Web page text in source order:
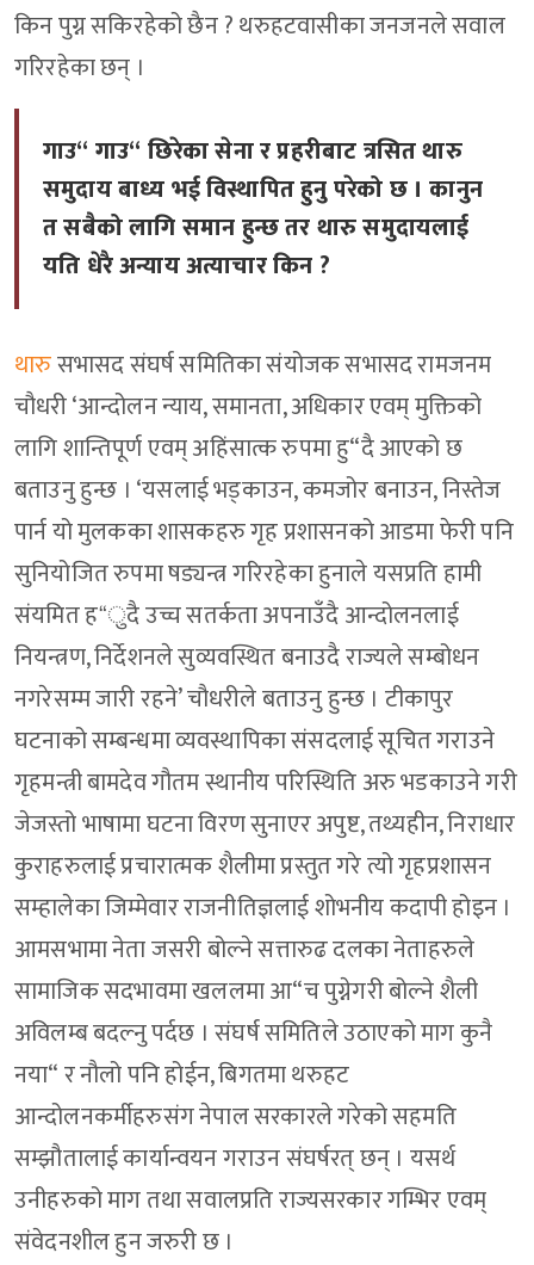
किन पुग्न सकिरहेको छैन ? थरुहटवासीका जनजनले सवाल
गरिरहेका छन् ।
गाउ“ गाउ“ छिरेका सेना र प्रहरीबाट त्रसित थारु
समुदाय बाध्य भई विस्थापित हुनु परेको छ । कानुन
त सबैको लागि समान हुन्छ तर थारु समुदायलाई
यति धेरै अन्याय अत्याचार किन ?
थारुसभासद संघर्ष समितिका संयोजक सभासद रामजनम
चौधरी ‘आन्दोलन न्याय, समानता, अधिकार एवम् मुक्तिको
लागि शान्तिपूर्ण एवम् अहिंसात्क रुपमा हु“दै आएको छ
बताउनु हुन्छ । ‘यसलाई भड्काउन, कमजोर बनाउन, निस्तेज
पार्न यो मुलकका शासकहरु गृह प्रशासनको आडमा फेरी पनि
सुनियोजित रुपमा षड्यन्त्र गरिरहेका हुनाले यसप्रति हामी
संयमित ह“ुदै उच्च सतर्कता अपनाउँदै आन्दोलनलाई
नियन्त्रण, निर्देशनले सुव्यवस्थित बनाउदै राज्यले सम्बोधन
नगरेसम्म जारी रहने’ चौधरीले बताउनु हुन्छ । टीकापुर
घटनाको सम्बन्धमा व्यवस्थापिका संसदलाई सूचित गराउने
गृहमन्त्री बामदेव गौतम स्थानीय परिस्थिति अरु भडकाउने गरी
जेजस्तो भाषामा घटना विरण सुनाएर अपुष्ट, तथ्यहीन, निराधार
कुराहरुलाई प्रचारात्मक शैलीमा प्रस्तुत गरे त्यो गृहप्रशासन
सम्हालेका जिम्मेवार राजनीतिज्ञलाई शोभनीय कदापी होइन ।
आमसभामा नेता जसरी बोल्ने सत्तारुढ दलका नेताहरुले
सामाजिक सदभावमा खललमा आ“च पुग्नेगरी बोल्ने शैली
अविलम्ब बदल्नु पर्दछ । संघर्ष समितिले उठाएको माग कुनै
नया“ र नौलो पनि होईन, बिगतमा थरुहट
आन्दोलनकर्मीहरुसंग नेपाल सरकारले गरेको सहमति
सम्झौतालाई कार्यान्वयन गराउन संघर्षरत् छन् । यसर्थ
उनीहरुको माग तथा सवालप्रति राज्यसरकार गम्भिर एवम्
संवेदनशील हुन जरुरी छ ।